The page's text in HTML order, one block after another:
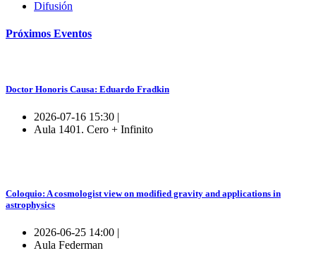
Difusión
Próximos Eventos
Doctor Honoris Causa: Eduardo Fradkin
2026-07-16 15:30 |
Aula 1401. Cero + Infinito
Coloquio: A cosmologist view on modified gravity and applications in
astrophysics
2026-06-25 14:00 |
Aula Federman